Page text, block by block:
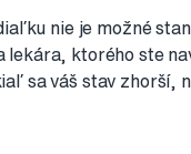
nie je možné
ktorého ste
sa váš stav zhorší,